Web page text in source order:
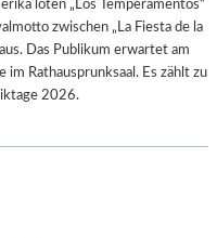
G
S
B
E
R
C
H
M
A
Y
loten „Los Temperamentos“
zwischen „La Fiesta de la
Das Publikum erwartet am
Rathausprunksaal. Es zählt zu
2026.